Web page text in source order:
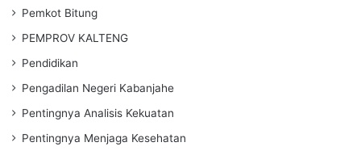
Pemkot Bitung
PEMPROV KALTENG
Pendidikan
Pengadilan Negeri Kabanjahe
Pentingnya Analisis Kekuatan
Pentingnya Menjaga Kesehatan